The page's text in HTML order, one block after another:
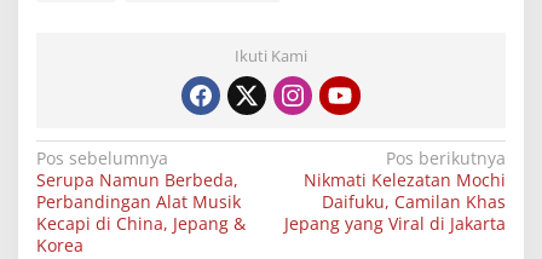
Ikuti Kami
Navigasi
pos
Pos sebelumnya
Serupa Namun Berbeda,
Perbandingan Alat Musik
Kecapi di China, Jepang &
Korea
Pos berikutnya
Nikmati Kelezatan Mochi
Daifuku, Camilan Khas
Jepang yang Viral di Jakarta